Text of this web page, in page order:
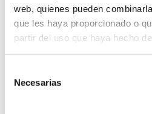
web, quienes pueden
que les haya proporcionado o
partir del uso que haya hecho
Necesarias
Peso
Aspirador de lodo sin